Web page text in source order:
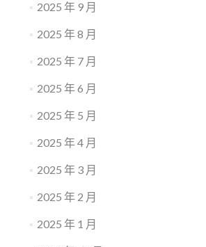
2025 年 9 月
2025 年 8 月
2025 年 7 月
2025 年 6 月
2025 年 5 月
2025 年 4 月
2025 年 3 月
2025 年 2 月
2025 年 1 月